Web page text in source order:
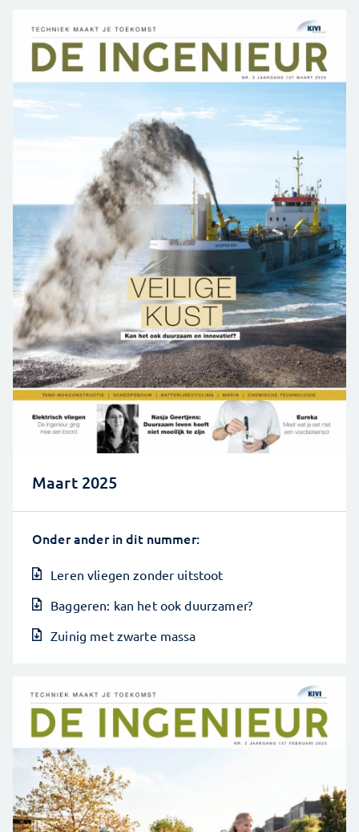
Maart 2025
Onder ander in dit nummer:
Leren vliegen zonder uitstoot
Baggeren: kan het ook duurzamer?
Zuinig met zwarte massa